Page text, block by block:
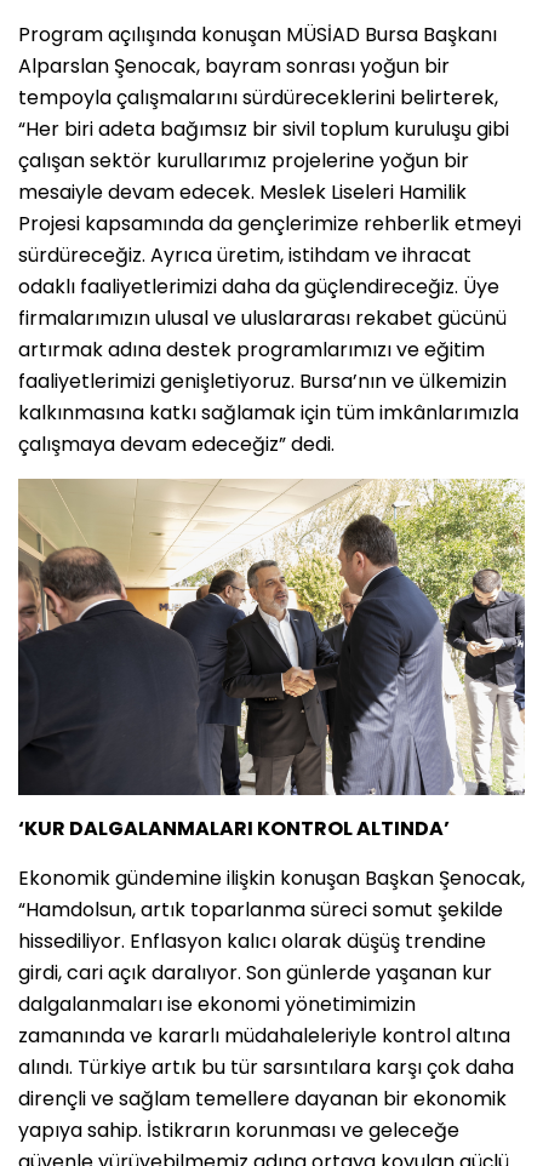
Program açılışında konuşan MÜSİAD Bursa Başkanı
Alparslan Şenocak, bayram sonrası yoğun bir
tempoyla çalışmalarını sürdüreceklerini belirterek,
“Her biri adeta bağımsız bir sivil toplum kuruluşu gibi
çalışan sektör kurullarımız projelerine yoğun bir
mesaiyle devam edecek. Meslek Liseleri Hamilik
Projesi kapsamında da gençlerimize rehberlik etmeyi
sürdüreceğiz. Ayrıca üretim, istihdam ve ihracat
odaklı faaliyetlerimizi daha da güçlendireceğiz. Üye
firmalarımızın ulusal ve uluslararası rekabet gücünü
artırmak adına destek programlarımızı ve eğitim
faaliyetlerimizi genişletiyoruz. Bursa’nın ve ülkemizin
kalkınmasına katkı sağlamak için tüm imkânlarımızla
çalışmaya devam edeceğiz” dedi.
‘KUR DALGALANMALARI KONTROL ALTINDA’
Ekonomik gündemine ilişkin konuşan Başkan Şenocak,
“Hamdolsun, artık toparlanma süreci somut şekilde
hissediliyor. Enflasyon kalıcı olarak düşüş trendine
girdi, cari açık daralıyor. Son günlerde yaşanan kur
dalgalanmaları ise ekonomi yönetimimizin
zamanında ve kararlı müdahaleleriyle kontrol altına
alındı. Türkiye artık bu tür sarsıntılara karşı çok daha
dirençli ve sağlam temellere dayanan bir ekonomik
yapıya sahip. İstikrarın korunması ve geleceğe